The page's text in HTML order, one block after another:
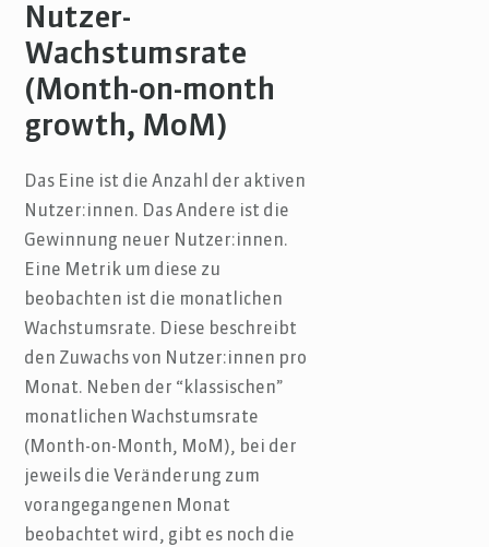
Nutzer-
Wachstumsrate
(Month-on-month
growth, MoM)
Das Eine ist die Anzahl der aktiven
Nutzer:innen. Das Andere ist die
Gewinnung neuer Nutzer:innen.
Eine Metrik um diese zu
beobachten ist die monatlichen
Wachstumsrate. Diese beschreibt
den Zuwachs von Nutzer:innen pro
Monat. Neben der “klassischen”
monatlichen Wachstumsrate
(Month-on-Month, MoM), bei der
jeweils die Veränderung zum
vorangegangenen Monat
beobachtet wird, gibt es noch die